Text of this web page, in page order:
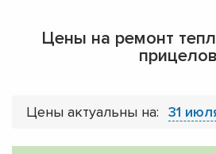
Цены на ремонт
прицелов
Цены актуальны на: 31